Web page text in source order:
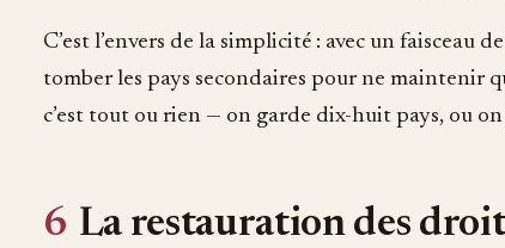
C’est l’envers de la simplicité : avec un faisceau
tomber les pays secondaires pour ne maintenir
c’est tout ou rien — on garde dix-huit pays, ou
6 La restauration des